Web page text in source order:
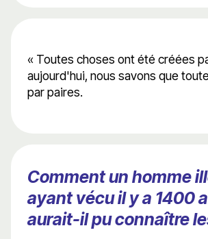
« Toutes choses ont été créées
aujourd'hui, nous savons que
par paires.
Comment un homme
ayant vécu il y a 1400
aurait-il pu connaître